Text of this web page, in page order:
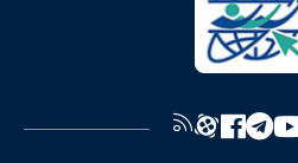
می‌پردازد. اکوایران با پایبندی
بستری برای انعکاس آراء متنوع
ارائه دهد. ما در اکوایران با